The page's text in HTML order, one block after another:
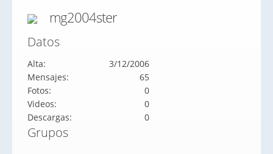
mg2004ster
Datos
Alta:
3/12/2006
Mensajes:
65
Fotos:
0
Videos:
0
Descargas:
0
Grupos